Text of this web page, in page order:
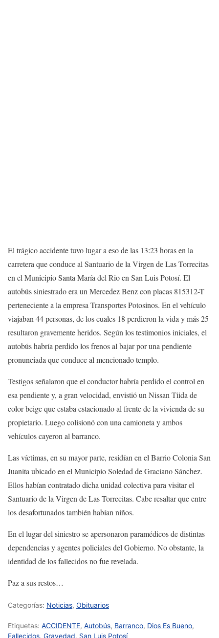
El trágico accidente tuvo lugar a eso de las 13:23 horas en la
carretera que conduce al Santuario de la Virgen de Las Torrecitas
en el Municipio Santa María del Rio en San Luis Potosí. El
autobús siniestrado era un Mercedez Benz con placas 815312-T
perteneciente a la empresa Transportes Potosinos. En el vehículo
viajaban 44 personas, de los cuales 18 perdieron la vida y más 25
resultaron gravemente heridos. Según los testimonios iniciales, el
autobús habría perdido los frenos al bajar por una pendiente
pronunciada que conduce al mencionado templo.
Testigos señalaron que el conductor habría perdido el control en
esa pendiente y, a gran velocidad, envistió un Nissan Tiida de
color beige que estaba estacionado al frente de la vivienda de su
propietario. Luego colisionó con una camioneta y ambos
vehículos cayeron al barranco.
Las víctimas, en su mayor parte, residían en el Barrio Colonia San
Juanita ubicado en el Municipio Soledad de Graciano Sánchez.
Ellos habían contratado dicha unidad colectiva para visitar el
Santuario de la Virgen de Las Torrecitas. Cabe resaltar que entre
los desafortunados también habían niños.
En el lugar del siniestro se apersonaron paramédicos de distintas
dependencias y agentes policiales del Gobierno. No obstante, la
identidad de los fallecidos no fue revelada.
Paz a sus restos…
Categorías: Noticias, Obituarios
Etiquetas: ACCIDENTE, Autobús, Barranco, Dios Es Bueno,
Fallecidos, Gravedad, San Luis Potosí